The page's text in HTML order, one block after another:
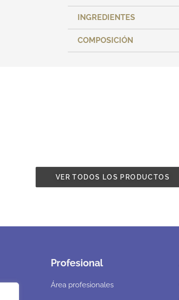
INGREDIENTES
COMPOSICIÓN
VER TODOS LOS PRODUCTOS
Profesional
Área profesionales